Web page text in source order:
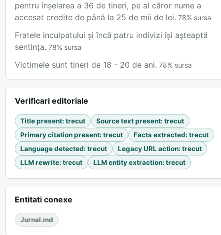
pentru înșelarea a 36 de tineri, pe al căror nume a
accesat credite de până la 25 de mii de lei. 78% sursa
Fratele inculpatului și încă patru indivizi își așteaptă
sentința. 78% sursa
Victimele sunt tineri de 18 - 20 de ani. 78% sursa
Verificari editoriale
Title present: trecut Source text present: trecut
Primary citation present: trecut Facts extracted: trecut
Language detected: trecut Legacy URL action: trecut
LLM rewrite: trecut LLM entity extraction: trecut
Entitati conexe
Jurnal.md